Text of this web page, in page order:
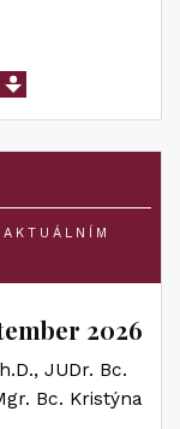
2026
JUDr. Bc.
Bc. Kristýna